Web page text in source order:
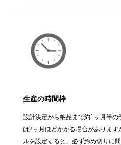
生産の時間枠
設計決定から納品まで約1ヶ月半の
は2ヶ月ほどかかる場合があります
ルを設定すると、必ず締め切りに間